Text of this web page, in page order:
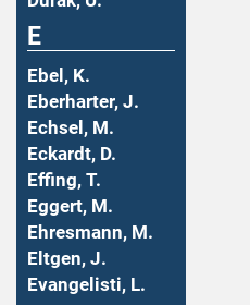
E
Ebel, K.
Eberharter, J.
Echsel, M.
Eckardt, D.
Effing, T.
Eggert, M.
Ehresmann, M.
Eltgen, J.
Evangelisti, L.